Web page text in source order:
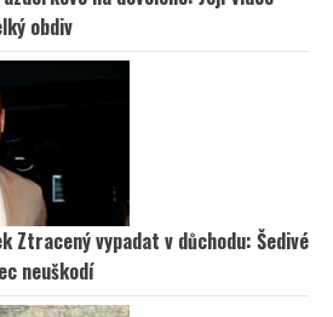
obdiv
Ztracený vypadat v důchodu: Šedivé
neuškodí